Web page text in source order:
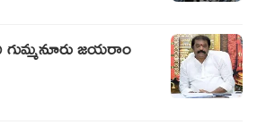
గుమ్మనూరు జయరాం